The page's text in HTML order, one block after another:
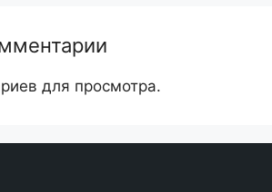
для просмотра.